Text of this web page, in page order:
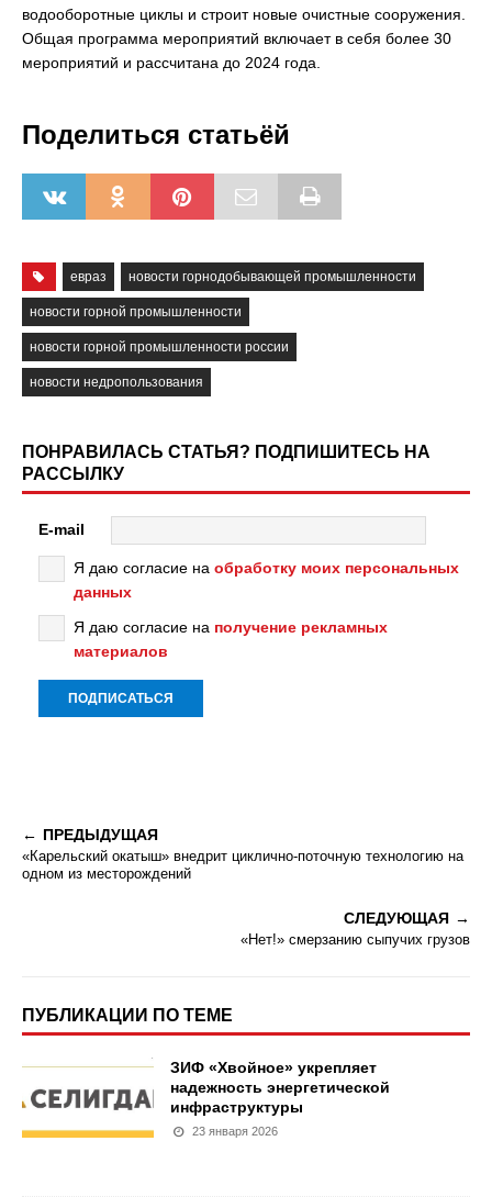
водооборотные циклы и строит новые очистные сооружения.
Общая программа мероприятий включает в себя более 30
мероприятий и рассчитана до 2024 года.
Поделиться статьёй
евраз новости горнодобывающей промышленности
новости горной промышленности
новости горной промышленности россии
новости недропользования
ПОНРАВИЛАСЬ СТАТЬЯ? ПОДПИШИТЕСЬ НА
РАССЫЛКУ
E-mail
Я даю согласие на обработку моих персональных
данных
Я даю согласие на получение рекламных
материалов
ПРЕДЫДУЩАЯ
«Карельский окатыш» внедрит циклично-поточную технологию на
одном из месторождений
СЛЕДУЮЩАЯ
«Нет!» смерзанию сыпучих грузов
ПУБЛИКАЦИИ ПО ТЕМЕ
ЗИФ «Хвойное» укрепляет
надежность энергетической
инфраструктуры
23 января 2026